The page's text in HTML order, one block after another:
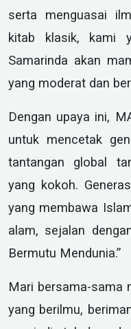
serta menguasai
kitab klasik, kami
Samarinda akan
yang moderat dan
Dengan upaya ini,
untuk mencetak
tantangan global
yang kokoh.
yang membawa
alam, sejalan
Bermutu Mendunia.”
Mari bersama-sama
yang berilmu,